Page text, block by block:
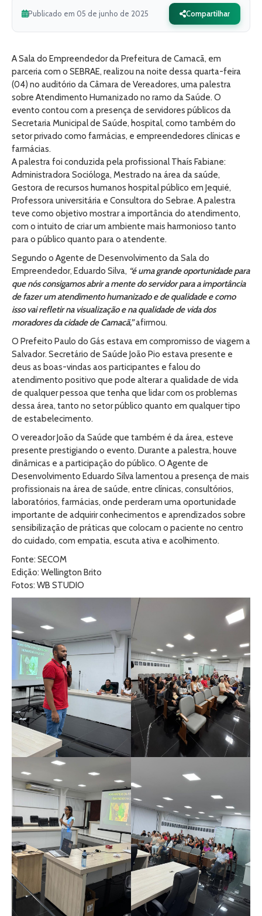
Publicado em 05 de junho de 2025 Compartilhar
A Sala do Empreendedor da Prefeitura de Camacã, em
parceria com o SEBRAE, realizou na noite dessa quarta-feira
(04) no auditório da Câmara de Vereadores, uma palestra
sobre Atendimento Humanizado no ramo da Saúde. O
evento contou com a presença de servidores públicos da
Secretaria Municipal de Saúde, hospital, como também do
setor privado como farmácias, e empreendedores clínicas e
farmácias.
A palestra foi conduzida pela profissional Thaís Fabiane:
Administradora Socióloga, Mestrado na área da saúde,
Gestora de recursos humanos hospital público em Jequié,
Professora universitária e Consultora do Sebrae. A palestra
teve como objetivo mostrar a importância do atendimento,
com o intuito de criar um ambiente mais harmonioso tanto
para o público quanto para o atendente.
Segundo o Agente de Desenvolvimento da Sala do
Empreendedor, Eduardo Silva, “é uma grande oportunidade para
que nós consigamos abrir a mente do servidor para a importância
de fazer um atendimento humanizado e de qualidade e como
isso vai refletir na visualização e na qualidade de vida dos
moradores da cidade de Camacã,”afirmou.
O Prefeito Paulo do Gás estava em compromisso de viagem a
Salvador. Secretário de Saúde João Pio estava presente e
deus as boas-vindas aos participantes e falou do
atendimento positivo que pode alterar a qualidade de vida
de qualquer pessoa que tenha que lidar com os problemas
dessa área, tanto no setor público quanto em qualquer tipo
de estabelecimento.
O vereador João da Saúde que também é da área, esteve
presente prestigiando o evento. Durante a palestra, houve
dinâmicas e a participação do público. O Agente de
Desenvolvimento Eduardo Silva lamentou a presença de mais
profissionais na área de saúde, entre clínicas, consultórios,
laboratórios, farmácias, onde perderam uma oportunidade
importante de adquirir conhecimentos e aprendizados sobre
sensibilização de práticas que colocam o paciente no centro
do cuidado, com empatia, escuta ativa e acolhimento.
Fonte: SECOM
Edição: Wellington Brito
Fotos: WB STUDIO